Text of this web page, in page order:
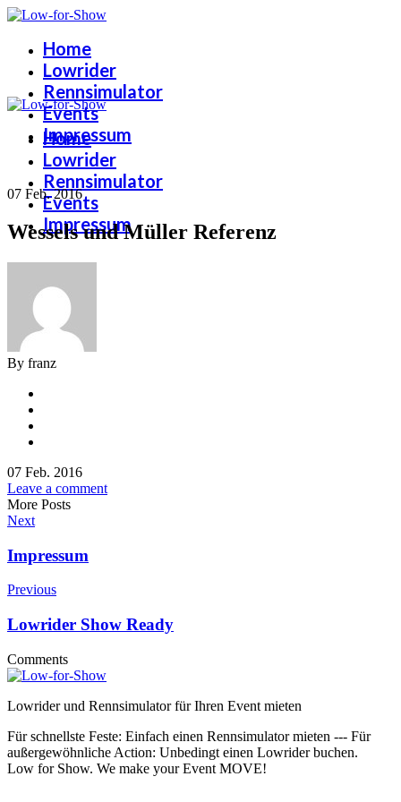
Home
Lowrider
Rennsimulator
Events
Impressum
Home
Lowrider
Rennsimulator
Events
Impressum
07 Feb. 2016
Wessels und Müller Referenz
By franz
07 Feb. 2016
Leave a comment
More Posts
Next
Impressum
Previous
Lowrider Show Ready
Comments
Lowrider und Rennsimulator für Ihren Event mieten
Für schnellste Feste: Einfach einen Rennsimulator mieten --- Für
außergewöhnliche Action: Unbedingt einen Lowrider buchen.
Low for Show. We make your Event MOVE!